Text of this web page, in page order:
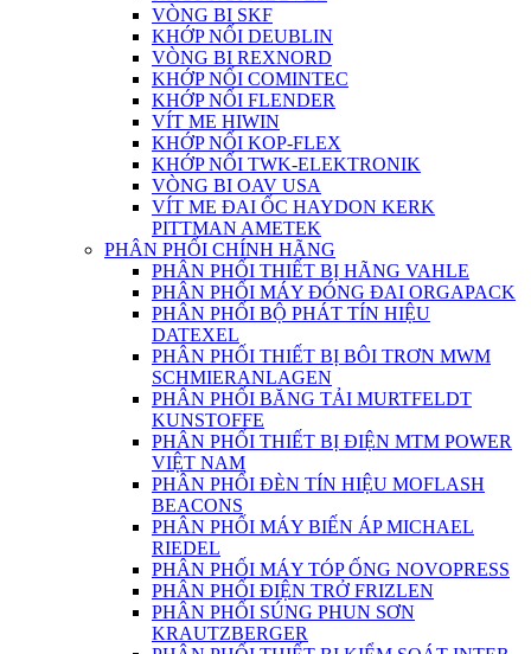
VÒNG BI SKF
KHỚP NỐI DEUBLIN
VÒNG BI REXNORD
KHỚP NỐI COMINTEC
KHỚP NỐI FLENDER
VÍT ME HIWIN
KHỚP NỐI KOP-FLEX
KHỚP NỐI TWK-ELEKTRONIK
VÒNG BI OAV USA
VÍT ME ĐAI ỐC HAYDON KERK
PITTMAN AMETEK
PHÂN PHỐI CHÍNH HÃNG
PHÂN PHỐI THIẾT BỊ HÃNG VAHLE
PHÂN PHỐI MÁY ĐÓNG ĐAI ORGAPACK
PHÂN PHỐI BỘ PHÁT TÍN HIỆU
DATEXEL
PHÂN PHỐI THIẾT BỊ BÔI TRƠN MWM
SCHMIERANLAGEN
PHÂN PHỐI BĂNG TẢI MURTFELDT
KUNSTOFFE
PHÂN PHỐI THIẾT BỊ ĐIỆN MTM POWER
VIỆT NAM
PHÂN PHỐI ĐÈN TÍN HIỆU MOFLASH
BEACONS
PHÂN PHỐI MÁY BIẾN ÁP MICHAEL
RIEDEL
PHÂN PHỐI MÁY TÓP ỐNG NOVOPRESS
PHÂN PHỐI ĐIỆN TRỞ FRIZLEN
PHÂN PHỐI SÚNG PHUN SƠN
KRAUTZBERGER